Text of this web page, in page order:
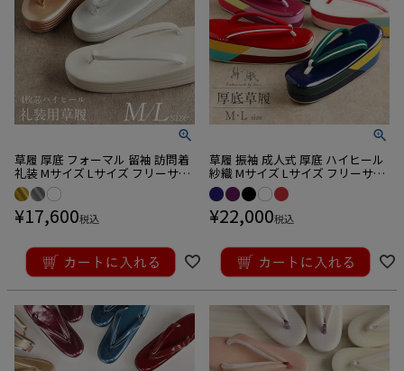
草履 厚底 フォーマル 留袖 訪問着
礼装 Mサイズ Lサイズ フリーサイ
ズ 4枚芯
¥17,600税込
草履 振袖 成人式 厚底 ハイヒール
紗織 Mサイズ Lサイズ フリーサイ
ズ
¥22,000税込